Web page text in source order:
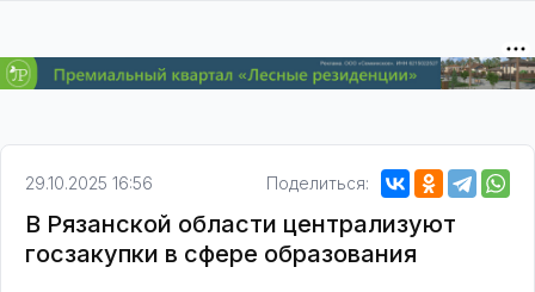
29.10.2025 16:56 Поделиться:
В Рязанской области централизуют
госзакупки в сфере образования